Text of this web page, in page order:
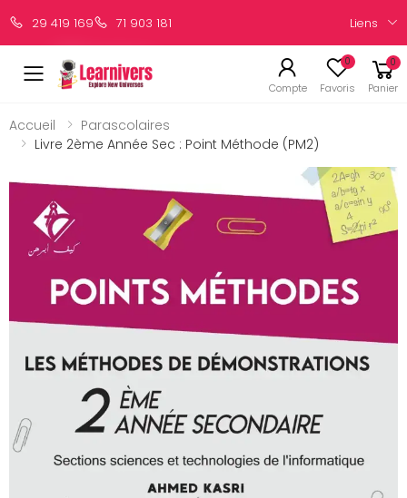
29 419 169 71 903 181 Liens
Compte
0
Favoris
0
Panier
Accueil
Parascolaires
Livre 2ème Année Sec : Point Méthode (PM2)